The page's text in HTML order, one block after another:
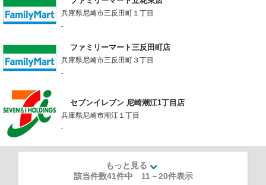
兵庫県尼崎市三反田町１丁目
-
ファミリーマート三反田町店
兵庫県尼崎市三反田町３丁目
-
セブンイレブン 尼崎潮江1丁目店
兵庫県尼崎市潮江１丁目
-
もっと見る
該当件数41件中 11 －20件表示